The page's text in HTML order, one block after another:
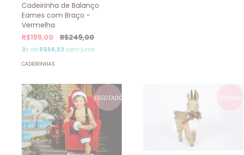
Cadeirinha de Balanço
Eames com Braço -
Vermelha
R$199,00
R$249,00
3x de R$66,33 sem juros
CADEIRINHAS
ESGOTADO ESGOTADO